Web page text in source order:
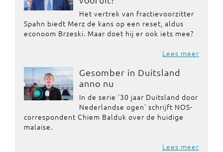
Het vertrek van fractievoorzitter
Spahn biedt Merz de kans op een reset, aldus
econoom Brzeski. Maar doet hij er ook iets mee?
Lees meer
Gesomber in Duitsland
anno nu
In de serie '30 jaar Duitsland door
Nederlandse ogen' schrijft NOS-
correspondent Chiem Balduk over de huidige
malaise.
Lees meer